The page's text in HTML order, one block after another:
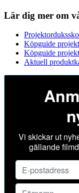
Lär dig mer om
Köpguide
Köpguide
Aktuell
Vi skickar ut
gällande